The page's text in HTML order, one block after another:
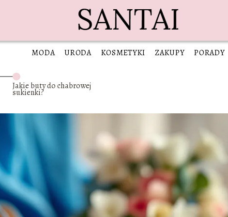
MODA URODA KOSMETYKI ZAKUPY PORADY
Jakie buty do chabrowej
sukienki?